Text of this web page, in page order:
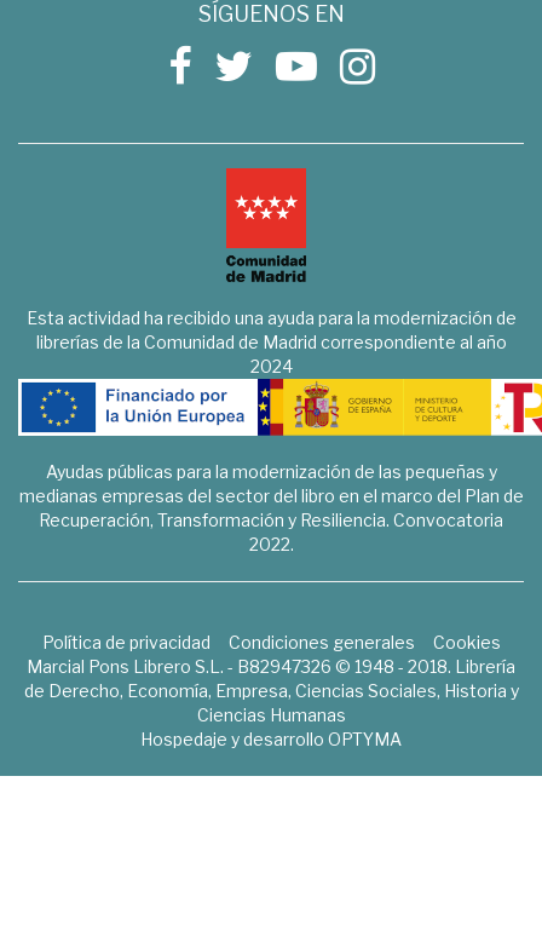
SÍGUENOS EN
Esta actividad ha recibido una ayuda para la modernización de
librerías de la Comunidad de Madrid correspondiente al año
2024
Ayudas públicas para la modernización de las pequeñas y
medianas empresas del sector del libro en el marco del Plan de
Recuperación, Transformación y Resiliencia. Convocatoria
2022.
Política de privacidad Condiciones generales
Cookies
Marcial Pons Librero S.L. - B82947326 © 1948 - 2018. Librería
de Derecho, Economía, Empresa, Ciencias Sociales, Historia y
Ciencias Humanas
Hospedaje y desarrollo OPTYMA